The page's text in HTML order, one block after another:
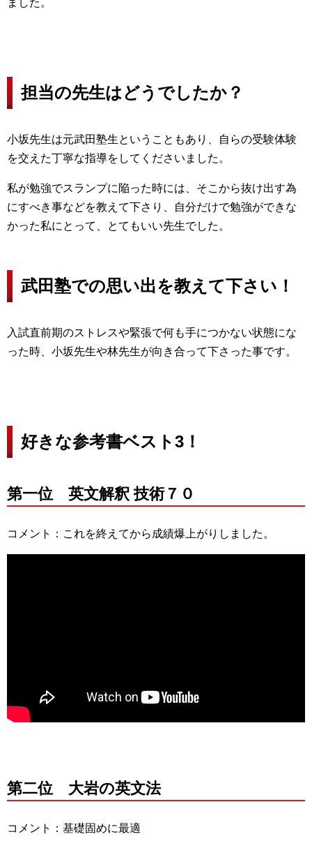
担当の先生はどうでしたか？
小坂先生は元武田塾生ということもあり、自らの受験体験
を交えた丁寧な指導をしてくださいました。
私が勉強でスランプに陥った時には、そこから抜け出す為
にすべき事などを教えて下さり、自分だけで勉強ができな
かった私にとって、とてもいい先生でした。
武田塾での思い出を教えて下さい！
入試直前期のストレスや緊張で何も手につかない状態にな
った時、小坂先生や林先生が向き合って下さった事です。
好きな参考書ベスト3！
第一位 英文解釈 技術７０
コメント：これを終えてから成績爆上がりしました。
第二位 大岩の英文法
コメント：基礎固めに最適